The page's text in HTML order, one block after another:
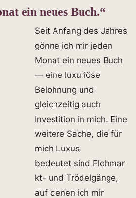
ein neues Buch.“
Seit Anfang des Jahres
gönne ich mir jeden
Monat ein neues Buch
— eine luxuriöse
Belohnung und
gleichzeitig auch
Investition in mich. Eine
weitere Sache, die für
mich Luxus
bedeutet sind Flohmar
kt- und Trödelgänge,
auf denen ich mir